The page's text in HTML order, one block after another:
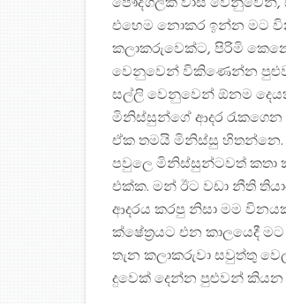
එහෙම නොකර ඉන්න මට
කලාකරුවෙක්ට, පිරිමි
වෙනුවෙන් විකිණෙන්න
සල්ලි වෙනුවෙන් ඕනම
මිනිස්සුන්ගේ ආදර
ඒක තමයි මිනිස්සු හිතන්නෙ.
පවුලෙ මිනිස්සුන්ටවත් කතා
එක්ක. මන් ඊට වඩා නීති
ආදරය කරපු නිසා මම
ක්ෂේත්‍රයට එන කාලයෙදී
තැන කලාකරුවා සවුත්තු
දුවෙක් දෙන්න පුළුවන් කියන